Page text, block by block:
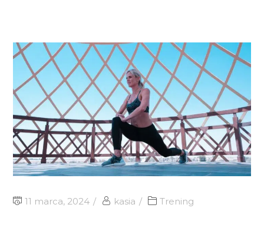
11 marca, 2024 kasia Trening